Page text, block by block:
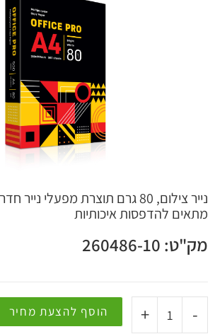
נייר צילום, 80 גרם תוצרת מפעלי
מתאים להדפסות איכותיות
מק"ט: 260486-10
-
+ הוסף להצעת מחיר